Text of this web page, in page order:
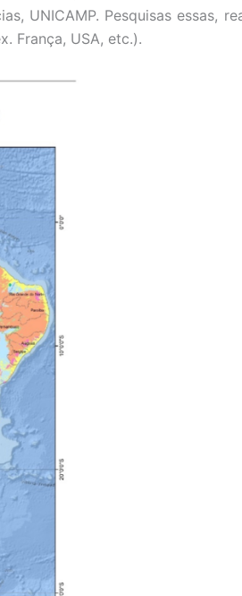
UNICAMP. Pesquisas essas,
França, USA, etc.).